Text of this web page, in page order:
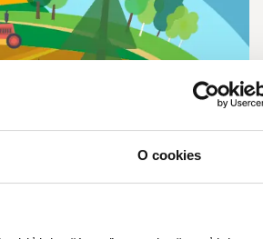
O cookies